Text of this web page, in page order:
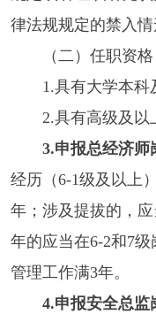
律法规规定的禁入情
（二）任职资格
1.具有大学本科
2.具有高级及以
3.申报总经济师
经历（6-1级及以上
年；涉及提拔的，
年的应当在6-2和7
管理工作满3年。
4.申报安全总监